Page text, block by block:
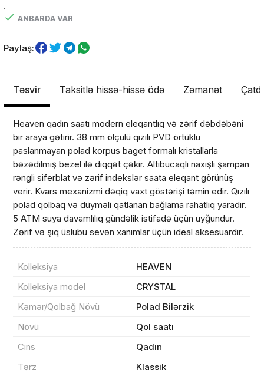
.
ANBARDA VAR
Paylaş:
Təsvir Taksitlə hissə-hissə ödə Zəmanət
Heaven qadın saatı modern eleqantlıq və zərif dəbdəbəni
bir araya gətirir. 38 mm ölçülü qızılı PVD örtüklü
paslanmayan polad korpus baget formalı kristallarla
bəzədilmiş bezel ilə diqqət çəkir. Altıbucaqlı naxışlı şampan
rəngli siferblat və zərif indekslər saata eleqant görünüş
verir. Kvars mexanizmi dəqiq vaxt göstərişi təmin edir. Qızılı
polad qolbaq və düyməli qatlanan bağlama rahatlıq yaradır.
5 ATM suya davamlılıq gündəlik istifadə üçün uyğundur.
Zərif və şıq üslubu sevən xanımlar üçün ideal aksesuardır.
Kolleksiya
HEAVEN
Kolleksiya model
CRYSTAL
Kəmər/Qolbağ Növü
Polad Bilərzik
Növü
Qol saatı
Cins
Qadın
Tərz
Klassik
Məhsul(lar) səbətə əlavə edildi